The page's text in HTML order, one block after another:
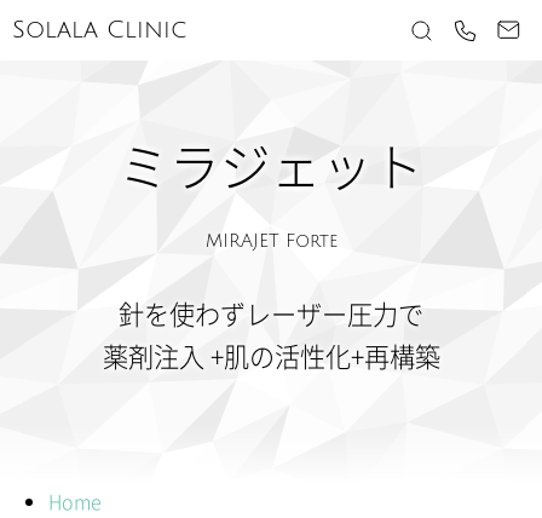
Solala Clinic
Home
ミラジェット
MIRAJET Forte
針を使わずレーザー圧力で
薬剤注入 +肌の活性化+再構築